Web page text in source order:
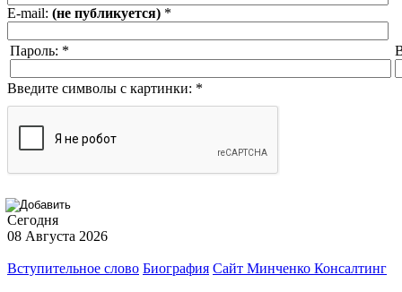
E-mail: (не публикуется) *
Пароль: *
Введите символы с картинки: *
Сегодня
08 Августа 2026
Вступительное слово Биография Сайт Минченко Консалтинг